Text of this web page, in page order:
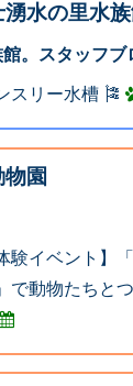
水の里水
。スタッフブ
スリー水槽 🎏
園
験イベント】
で動物たちと